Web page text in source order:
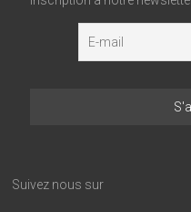
Suivez nous sur